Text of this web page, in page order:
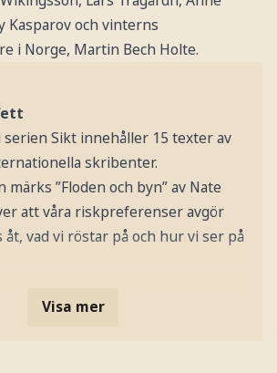
Kasparov och vinterns
i Norge, Martin Bech Holte.
serien Sikt innehåller 15 texter av
skribenter.
märks ”Floden och byn” av Nate
att våra riskpreferenser avgör
åt, vad vi röstar på och hur vi ser på
Visa mer